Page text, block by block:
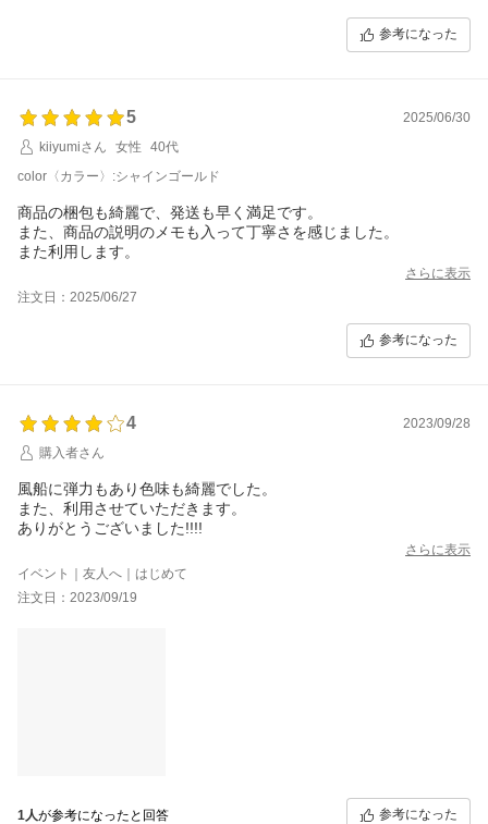
参考になった
5
2025/06/30
kiiyumiさん
女性
40代
color〈カラー〉:シャインゴールド
商品の梱包も綺麗で、発送も早く満足です。
また、商品の説明のメモも入って丁寧さを感じました。
また利用します。
さらに表示
注文日：2025/06/27
参考になった
4
2023/09/28
購入者さん
風船に弾力もあり色味も綺麗でした。
また、利用させていただきます。
ありがとうございました!!!!
さらに表示
イベント｜友人へ｜はじめて
注文日：2023/09/19
1人が参考になったと回答 参考になった